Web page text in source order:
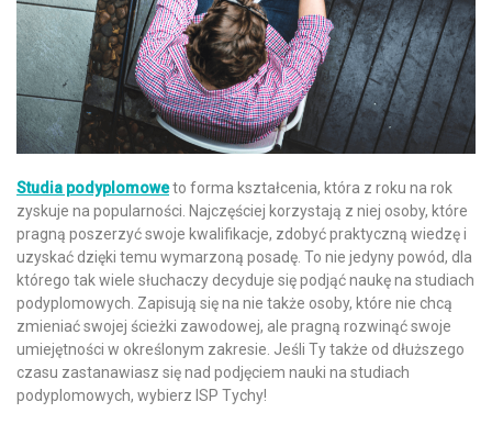
Studia podyplomoweto forma kształcenia, która z roku na rok
zyskuje na popularności. Najczęściej korzystają z niej osoby, które
pragną poszerzyć swoje kwalifikacje, zdobyć praktyczną wiedzę i
uzyskać dzięki temu wymarzoną posadę. To nie jedyny powód, dla
którego tak wiele słuchaczy decyduje się podjąć naukę na studiach
podyplomowych. Zapisują się na nie także osoby, które nie chcą
zmieniać swojej ścieżki zawodowej, ale pragną rozwinąć swoje
umiejętności w określonym zakresie. Jeśli Ty także od dłuższego
czasu zastanawiasz się nad podjęciem nauki na studiach
podyplomowych, wybierz ISP Tychy!